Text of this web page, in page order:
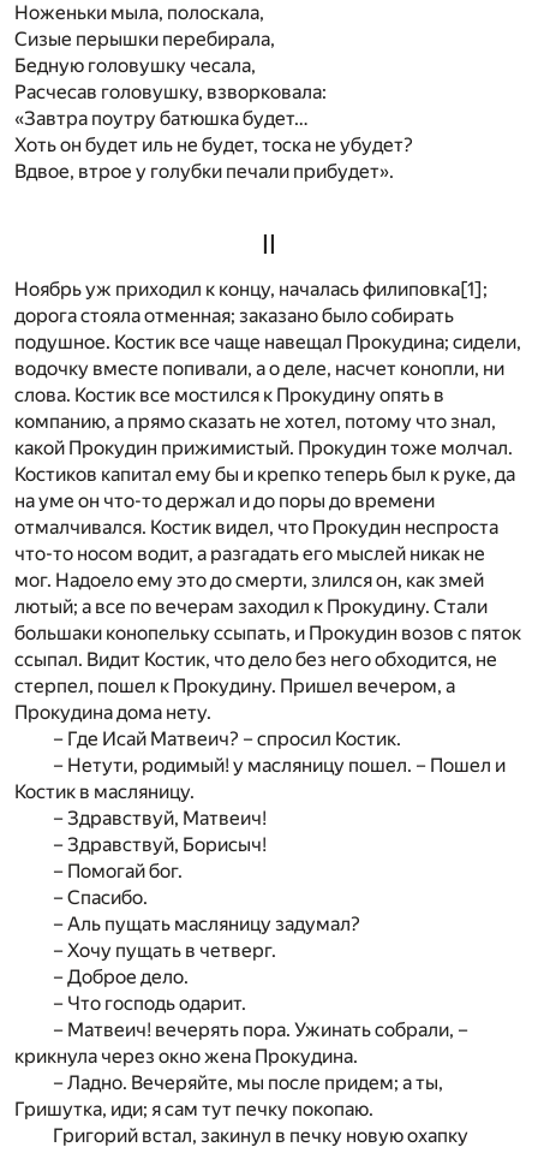
Ноженьки мыла, полоскала,
Сизые перышки перебирала,
Бедную головушку чесала,
Расчесав головушку, взворковала:
«Завтра поутру батюшка будет…
Хоть он будет иль не будет, тоска не убудет?
Вдвое, втрое у голубки печали прибудет».
II
Ноябрь уж приходил к концу, началась филиповка[1] ;
дорога стояла отменная; заказано было собирать
подушное. Костик все чаще навещал Прокудина; сидели,
водочку вместе попивали, а о деле, насчет конопли, ни
слова. Костик все мостился к Прокудину опять в
компанию, а прямо сказать не хотел, потому что знал,
какой Прокудин прижимистый. Прокудин тоже молчал.
Костиков капитал ему бы и крепко теперь был к руке, да
на уме он что-то держал и до поры до времени
отмалчивался. Костик видел, что Прокудин неспроста
что-то носом водит, а разгадать его мыслей никак не
мог. Надоело ему это до смерти, злился он, как змей
лютый; а все по вечерам заходил к Прокудину. Стали
большаки конопельку ссыпать, и Прокудин возов с пяток
ссыпал. Видит Костик, что дело без него обходится, не
стерпел, пошел к Прокудину. Пришел вечером, а
Прокудина дома нету.
– Где Исай Матвеич? – спросил Костик.
– Нетути, родимый! у масляницу пошел. – Пошел и
Костик в масляницу.
– Здравствуй, Матвеич!
– Здравствуй, Борисыч!
– Помогай бог.
– Спасибо.
– Аль пущать масляницу задумал?
– Хочу пущать в четверг.
– Доброе дело.
– Что господь одарит.
– Матвеич! вечерять пора. Ужинать собрали, –
крикнула через окно жена Прокудина.
– Ладно. Вечеряйте, мы после придем; а ты,
Гришутка, иди; я сам тут печку покопаю.
Григорий встал, закинул в печку новую охапку